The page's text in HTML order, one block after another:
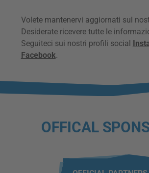
Volete mantenervi aggiornati sul
Desiderate ricevere tutte le
Seguiteci sui nostri profili social
Facebook.
OFFICAL